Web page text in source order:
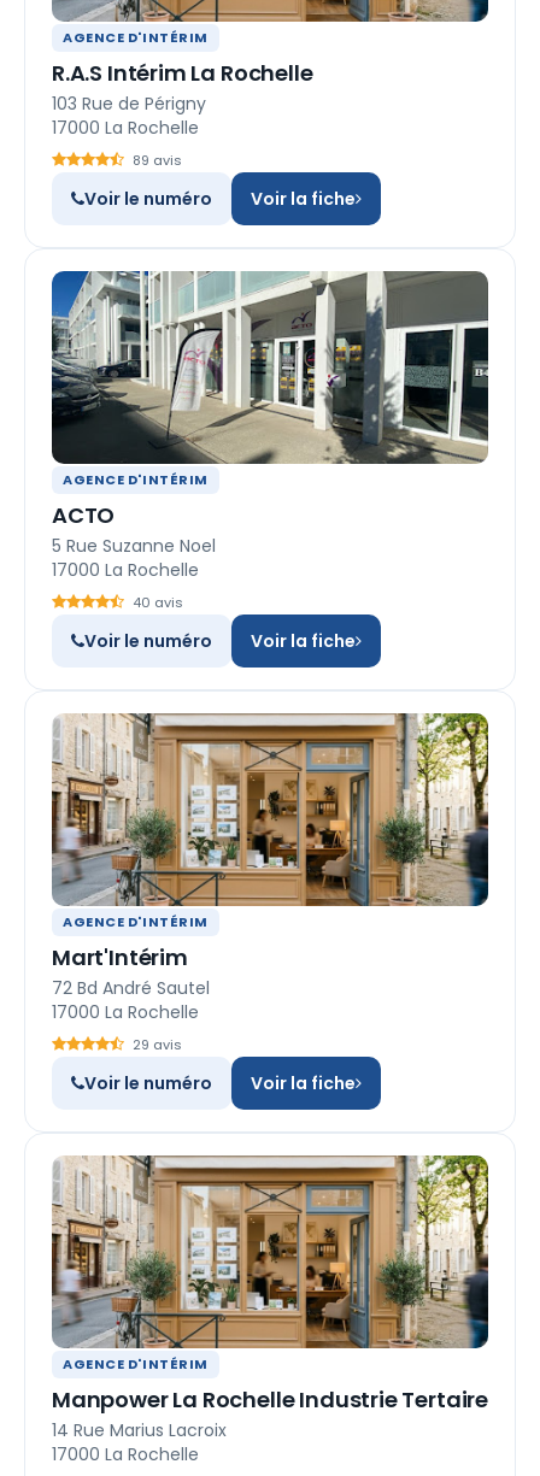
AGENCE D'INTÉRIM
R.A.S Intérim La Rochelle
103 Rue de Périgny
17000 La Rochelle
89 avis
Voir le numéro Voir la fiche
AGENCE D'INTÉRIM
ACTO
5 Rue Suzanne Noel
17000 La Rochelle
40 avis
Voir le numéro Voir la fiche
AGENCE D'INTÉRIM
Mart'Intérim
72 Bd André Sautel
17000 La Rochelle
29 avis
Voir le numéro Voir la fiche
AGENCE D'INTÉRIM
Manpower La Rochelle Industrie Tertaire
14 Rue Marius Lacroix
17000 La Rochelle